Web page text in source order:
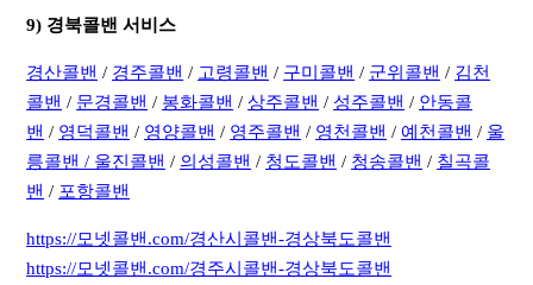
9) 경북콜밴 서비스
경산콜밴 / 경주콜밴 / 고령콜밴 / 구미콜밴 / 군위콜밴 / 김천
콜밴 / 문경콜밴 / 봉화콜밴 /상주콜밴 / 성주콜밴 / 안동콜
밴 / 영덕콜밴 / 영양콜밴 / 영주콜밴 / 영천콜밴 /예천콜밴 / 울
릉콜밴 / 울진콜밴 / 의성콜밴 / 청도콜밴 / 청송콜밴 / 칠곡콜
밴 / 포항콜밴
https://모넷콜밴.com/경산시콜밴-경상북도콜밴
https://모넷콜밴.com/경주시콜밴-경상북도콜밴